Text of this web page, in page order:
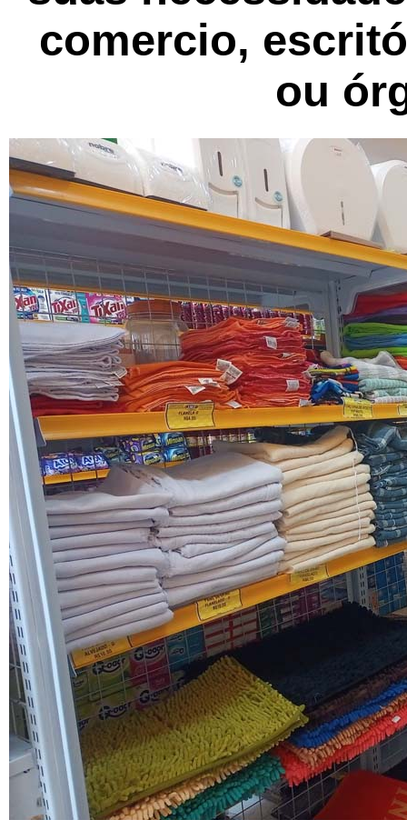
comercio,
ou